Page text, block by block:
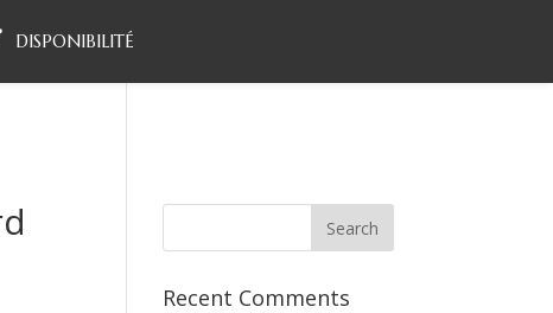
DISPONIBILITÉ
Recent Comments